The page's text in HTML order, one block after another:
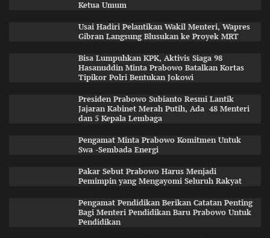
Ketua Umum
Usai Hadiri Pelantikan Wakil Menteri, Wapres
Gibran Langsung Blusukan ke Proyek MRT
Bisa Lumpuhkan KPK, Aktivis Siaga 98
Hasanuddin Minta Prabowo Batalkan Kortas
Tipikor Polri Bentukan Jokowi
Presiden Prabowo Subianto Resmi Lantik
Jajaran Kabinet Merah Putih, Ada 48 Menteri
dan 5 Kepala Lembaga
Pengamat Minta Prabowo Komitmen Untuk
Swa -Sembada Energi
Pakar Sebut Prabowo Harus Menjadi
Pemimpin yang Mengayomi Seluruh Rakyat
Pengamat Pendidikan Berikan Catatan Penting
Bagi Menteri Pendidikan Baru Prabowo Untuk
Pendidikan